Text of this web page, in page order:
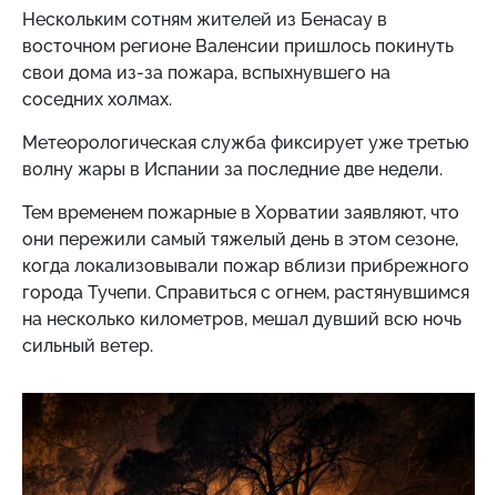
Нескольким сотням жителей из Бенасау в
восточном регионе Валенсии пришлось покинуть
свои дома из-за пожара, вспыхнувшего на
соседних холмах.
Метеорологическая служба фиксирует уже третью
волну жары в Испании за последние две недели.
Тем временем пожарные в Хорватии заявляют, что
они пережили самый тяжелый день в этом сезоне,
когда локализовывали пожар вблизи прибрежного
города Тучепи. Справиться с огнем, растянувшимся
на несколько километров, мешал дувший всю ночь
сильный ветер.